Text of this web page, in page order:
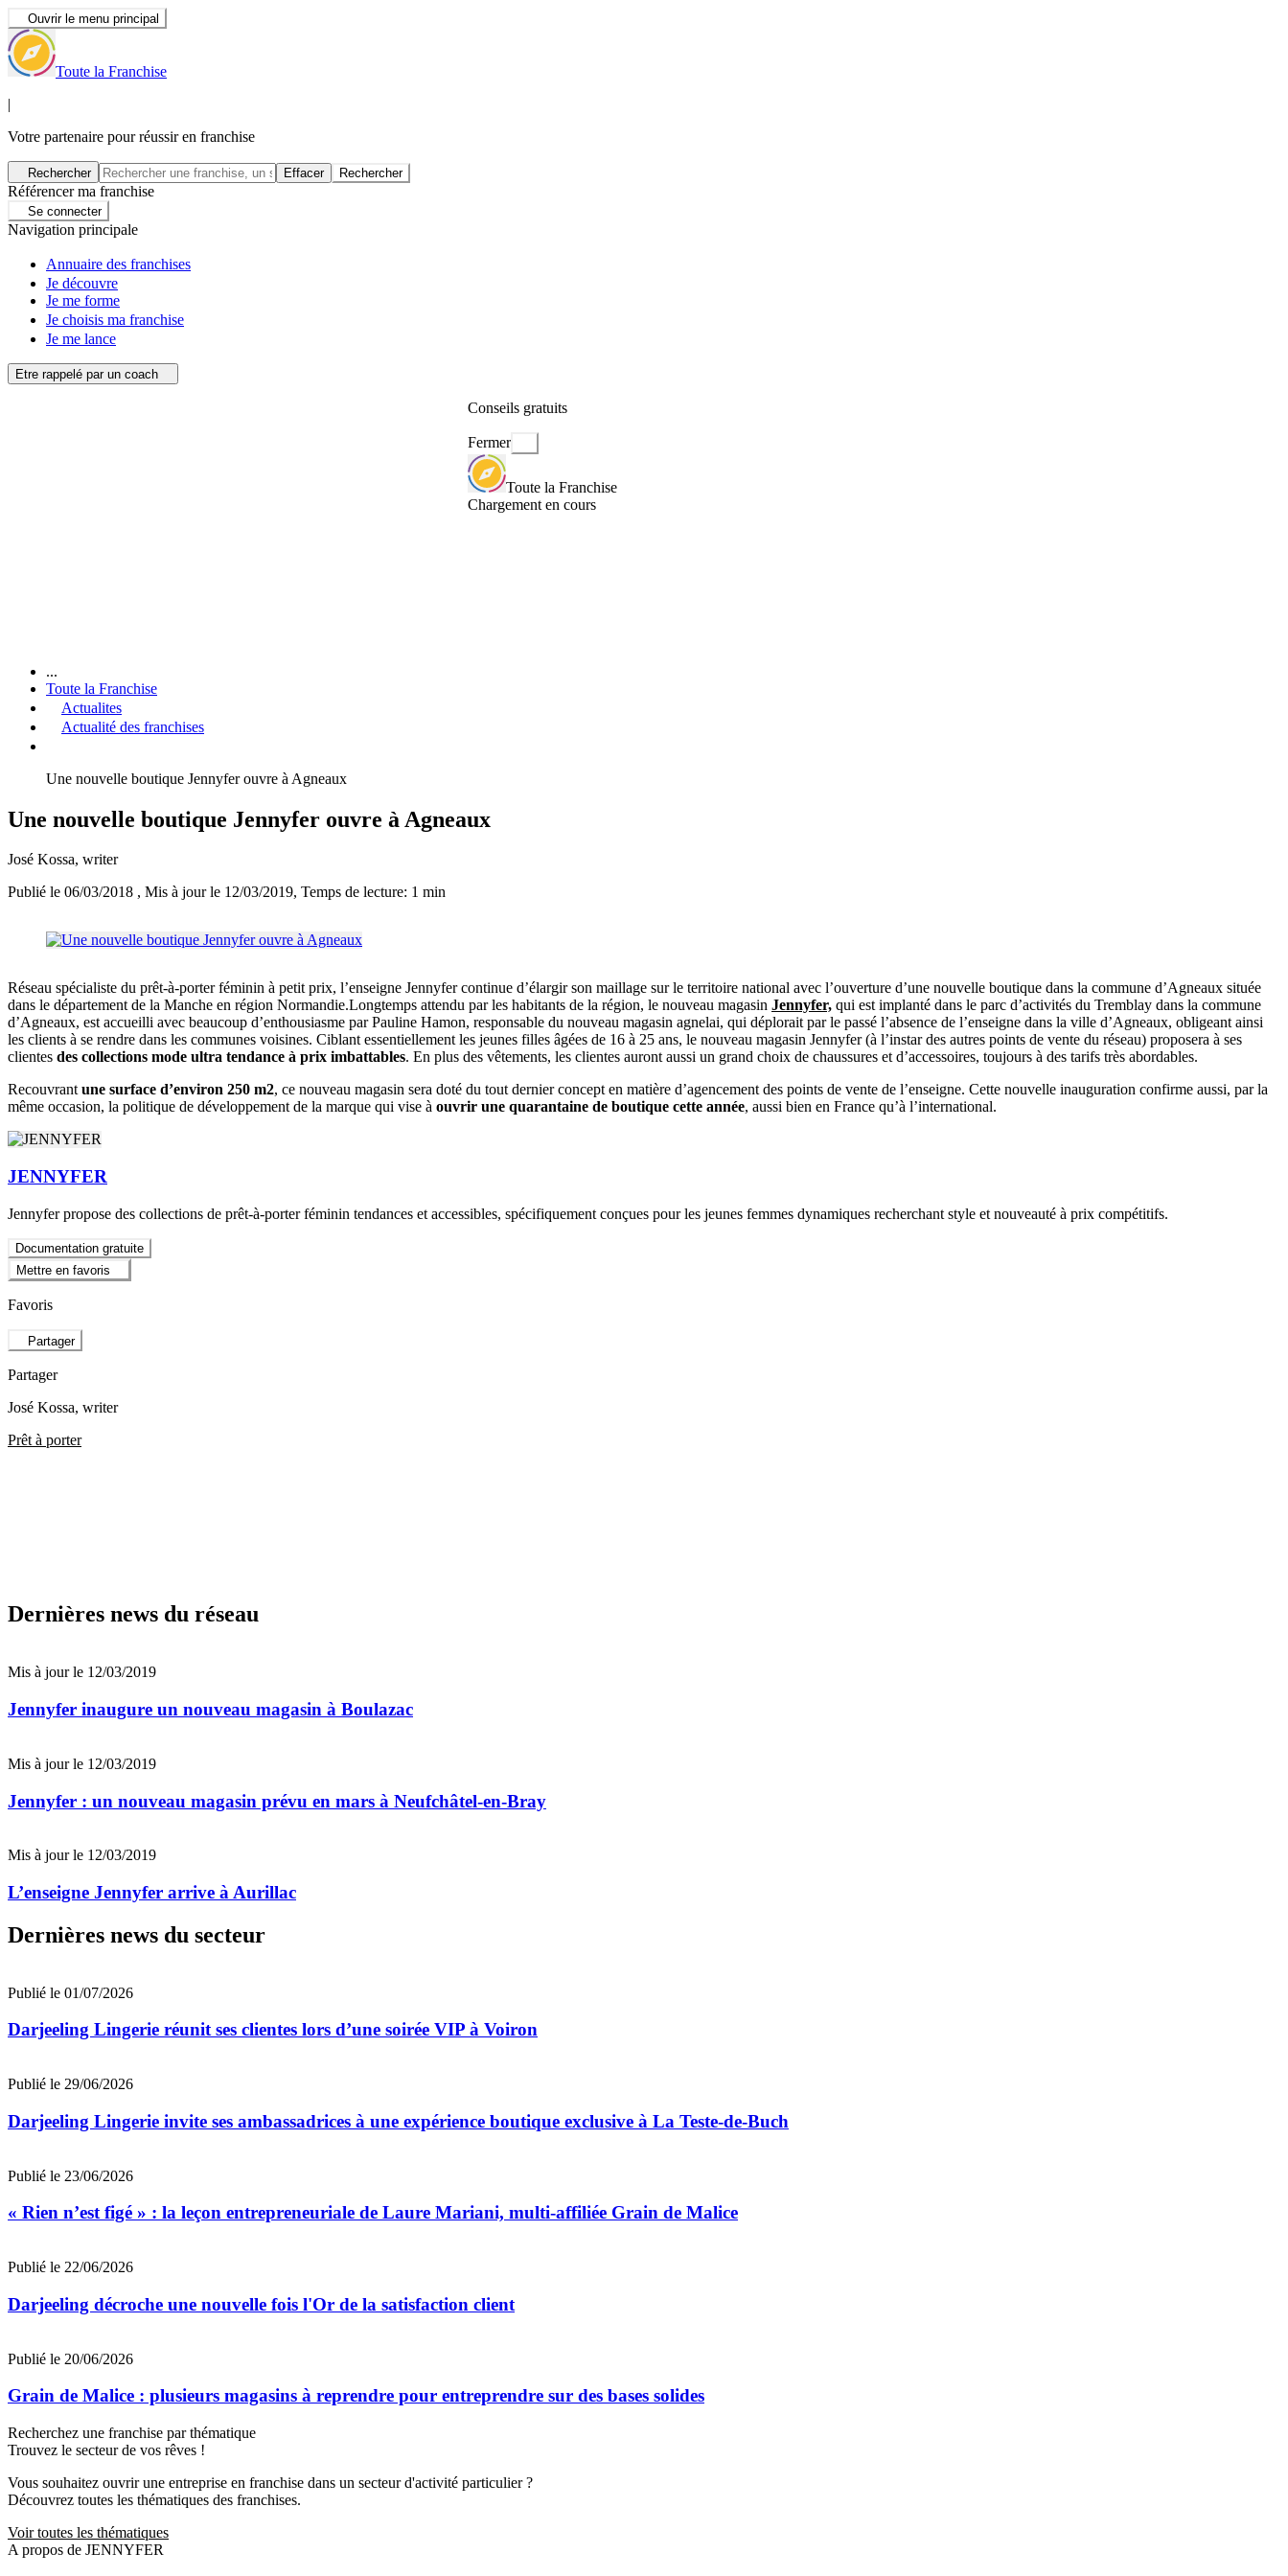
Ouvrir le menu principal
Toute la Franchise
|
Votre partenaire pour réussir en franchise
Rechercher Effacer Rechercher
Référencer ma franchise
Se connecter
Navigation principale
Annuaire des franchises
Je découvre
Je me forme
Je choisis ma franchise
Je me lance
Etre rappelé par un coach
Conseils gratuits
Fermer
Toute la Franchise
Chargement en cours
...
Toute la Franchise
Actualites
Actualité des franchises
Une nouvelle boutique Jennyfer ouvre à Agneaux
Une nouvelle boutique Jennyfer ouvre à Agneaux
José Kossa, writer
Publié le 06/03/2018 , Mis à jour le 12/03/2019, Temps de lecture: 1 min
Réseau spécialiste du prêt-à-porter féminin à petit prix, l’enseigne Jennyfer continue d’élargir son maillage sur le territoire national avec l’ouverture d’une nouvelle boutique dans la commune d’Agneaux située
dans le département de la Manche en région Normandie.Longtemps attendu par les habitants de la région, le nouveau magasin Jennyfer, qui est implanté dans le parc d’activités du Tremblay dans la commune
d’Agneaux, est accueilli avec beaucoup d’enthousiasme par Pauline Hamon, responsable du nouveau magasin agnelai, qui déplorait par le passé l’absence de l’enseigne dans la ville d’Agneaux, obligeant ainsi
les clients à se rendre dans les communes voisines. Ciblant essentiellement les jeunes filles âgées de 16 à 25 ans, le nouveau magasin Jennyfer (à l’instar des autres points de vente du réseau) proposera à ses
clientes des collections mode ultra tendance à prix imbattables. En plus des vêtements, les clientes auront aussi un grand choix de chaussures et d’accessoires, toujours à des tarifs très abordables.
Recouvrantune surface d’environ 250 m2, ce nouveau magasin sera doté du tout dernier concept en matière d’agencement des points de vente de l’enseigne. Cette nouvelle inauguration confirme aussi, par la
même occasion, la politique de développement de la marque qui vise à ouvrir une quarantaine de boutique cette année, aussi bien en France qu’à l’international.
JENNYFER
Jennyfer propose des collections de prêt-à-porter féminin tendances et accessibles, spécifiquement conçues pour les jeunes femmes dynamiques recherchant style et nouveauté à prix compétitifs.
Documentation gratuite
Mettre en favoris
Favoris
Partager
Partager
José Kossa, writer
Prêt à porter
Dernières news du réseau
Mis à jour le 12/03/2019
Jennyfer inaugure un nouveau magasin à Boulazac
Mis à jour le 12/03/2019
Jennyfer : un nouveau magasin prévu en mars à Neufchâtel-en-Bray
Mis à jour le 12/03/2019
L’enseigne Jennyfer arrive à Aurillac
Dernières news du secteur
Publié le 01/07/2026
Darjeeling Lingerie réunit ses clientes lors d’une soirée VIP à Voiron
Publié le 29/06/2026
Darjeeling Lingerie invite ses ambassadrices à une expérience boutique exclusive à La Teste-de-Buch
Publié le 23/06/2026
« Rien n’est figé » : la leçon entrepreneuriale de Laure Mariani, multi-affiliée Grain de Malice
Publié le 22/06/2026
Darjeeling décroche une nouvelle fois l'Or de la satisfaction client
Publié le 20/06/2026
Grain de Malice : plusieurs magasins à reprendre pour entreprendre sur des bases solides
Recherchez une franchise par thématique
Trouvez le secteur de vos rêves !
Vous souhaitez ouvrir une entreprise en franchise dans un secteur d'activité particulier ?
Découvrez toutes les thématiques des franchises.
Voir toutes les thématiques
A propos de JENNYFER